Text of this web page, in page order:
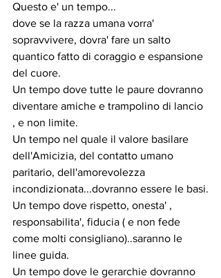
Questo e' un tempo...
dove se la razza umana vorra'
sopravvivere, dovra' fare un salto
quantico fatto di coraggio e espansione
del cuore.
Un tempo dove tutte le paure dovranno
diventare amiche e trampolino di lancio
, e non limite.
Un tempo nel quale il valore basilare
dell'Amicizia, del contatto umano
paritario, dell'amorevolezza
incondizionata...dovranno essere le basi.
Un tempo dove rispetto, onesta' ,
responsabilita', fiducia ( e non fede
come molti consigliano)..saranno le
linee guida.
Un tempo dove le gerarchie dovranno